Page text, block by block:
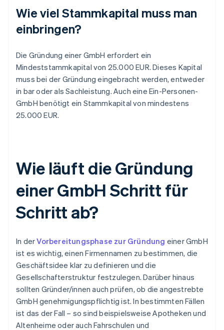
Wie viel Stammkapital muss man
einbringen?
Die Gründung einer GmbH erfordert ein
Mindeststammkapital von 25.000 EUR. Dieses Kapital
muss bei der Gründung eingebracht werden, entweder
in bar oder als Sachleistung. Auch eine Ein-Personen-
GmbH benötigt ein Stammkapital von mindestens
25.000 EUR.
Wie läuft die Gründung
einer GmbH Schritt für
Schritt ab?
In derVorbereitungsphase zur Gründung einer GmbH
ist es wichtig, einen Firmennamen zu bestimmen, die
Geschäftsidee klar zu definieren und die
Gesellschafterstruktur festzulegen. Darüber hinaus
sollten Gründer/innen auch prüfen, ob die angestrebte
GmbH genehmigungspflichtig ist. In bestimmten Fällen
ist das der Fall – so sind beispielsweise Apotheken und
Altenheime oder auch Fahrschulen und